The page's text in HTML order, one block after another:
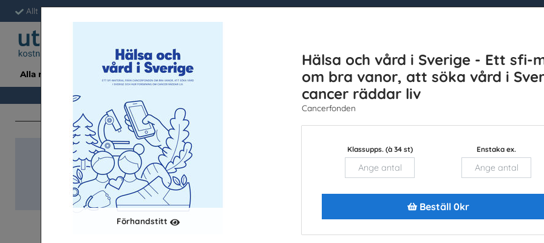
Förhandstitt
Hälsa och vård i Sverige - Ett sfi-
om bra vanor, att söka vård i
cancer räddar liv
Cancerfonden
Klassupps. (à 34 st) Enstaka ex.
Beställ 0kr
Allt är gratis för skolan Fri frakt & snabb leverans Enkelt att beställa
Alla material Ämne/Tema/Årskurs Topplistor Senast inkomna Snabbval
Snabb-beställning - om du vill ha allt som visas nedan använder du denna